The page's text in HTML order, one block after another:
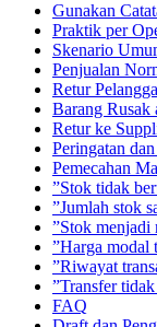
Gunakan
Praktik per
Skenario
Penjualan
Retur
Barang Rusak
Retur ke
Peringatan
Pemecahan
”Stok tidak
”Jumlah stok
”Stok menjadi
”Harga modal
”Riwayat
”Transfer
FAQ